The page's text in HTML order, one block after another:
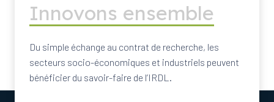
Innovons ensemble
Du simple échange au contrat de recherche, les
secteurs socio-économiques et industriels peuvent
bénéficier du savoir-faire de l’IRDL.